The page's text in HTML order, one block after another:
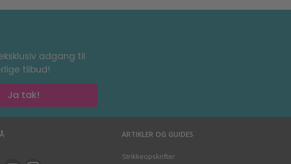
adgang til
tilbud!
Ja tak!
ARTIKLER OG GUIDES
Strikkeopskrifter